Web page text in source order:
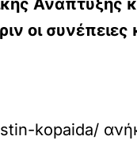
οι συνέπειες
kopaida/